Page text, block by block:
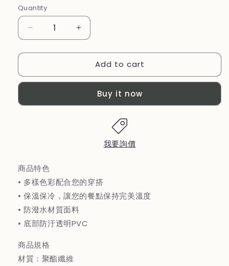
Quantity
Decrease
quantity
for
柏
當
袋
Increase
quantity
for
【優
柏
Add to cart
Buy it now
我要詢價
商品特色
• 多樣色彩配合您的穿搭
• 保溫保冷，讓您的餐點保持完美溫度
• 防潑水材質面料
• 底部防汙透明PVC
商品規格
材質：聚酯纖維